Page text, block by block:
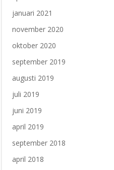
januari 2021
november 2020
oktober 2020
september 2019
augusti 2019
juli 2019
juni 2019
april 2019
september 2018
april 2018